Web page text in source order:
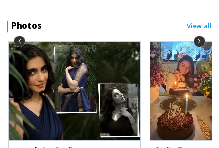
Photos View all